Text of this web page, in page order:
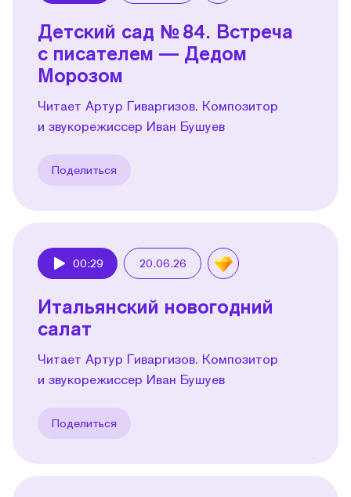
Детский сад № 84. Встреча
с писателем — Дедом
Морозом
Читает Артур Гиваргизов. Композитор
и звукорежиссер Иван Бушуев
Поделиться
00:29 20.06.26
Итальянский новогодний
салат
Читает Артур Гиваргизов. Композитор
и звукорежиссер Иван Бушуев
Поделиться